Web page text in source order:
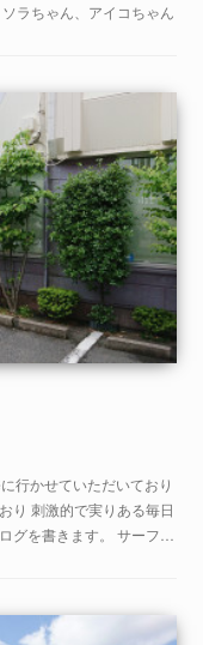
ラちゃん、アイコちゃん
行かせていただいており
り 刺激的で実りある毎日
グを書きます。 サーフ…